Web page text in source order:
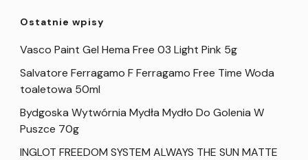
Ostatnie wpisy
Vasco Paint Gel Hema Free 03 Light Pink 5g
Salvatore Ferragamo F Ferragamo Free Time Woda
toaletowa 50ml
Bydgoska Wytwórnia Mydła Mydło Do Golenia W
Puszce 70g
INGLOT FREEDOM SYSTEM ALWAYS THE SUN MATTE